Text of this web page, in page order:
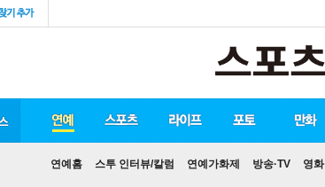
연예홈 스투 인터뷰/칼럼 연예가화제 방송·TV 영화